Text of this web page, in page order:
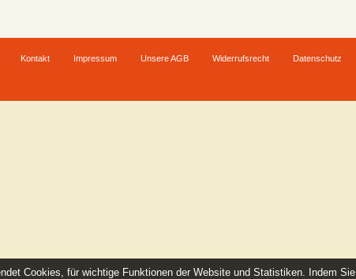
Cookies, für wichtige Funktionen der Website und Statistiken. Indem Sie
Kontakt Impressum Unsere AGB Widerrufsrecht Datenschutz